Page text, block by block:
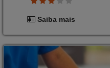
Saiba mais